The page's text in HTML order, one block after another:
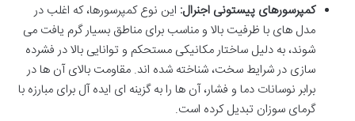
کمپرسورهای پیستونی اجنرال: این نوع کمپرسورها، که اغلب در
مدل های با ظرفیت بالا و مناسب برای مناطق بسیار گرم یافت می
شوند، به دلیل ساختار مکانیکی مستحکم و توانایی بالا در فشرده
سازی در شرایط سخت، شناخته شده اند. مقاومت بالای آن ها در
برابر نوسانات دما و فشار، آن ها را به گزینه ای ایده آل برای مبارزه با
گرمای سوزان تبدیل کرده است.